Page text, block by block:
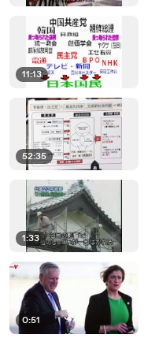
11:13
52:35
1:33
0:51